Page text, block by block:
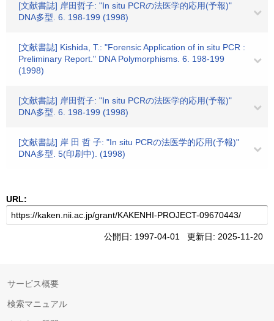
[文献書誌] 岸田哲子: "In situ PCRの法医学的応用(予報)"
DNA多型. 6. 198-199 (1998)
[文献書誌] Kishida, T.: "Forensic Application of in situ PCR :
Preliminary Report." DNA Polymorphisms. 6. 198-199
(1998)
[文献書誌] 岸田哲子: "In situ PCRの法医学的応用(予報)"
DNA多型. 6. 198-199 (1998)
[文献書誌] 岸 田 哲 子: "In situ PCRの法医学的応用(予報)"
DNA多型. 5(印刷中). (1998)
URL:
公開日: 1997-04-01 更新日: 2025-11-20
サービス概要
検索マニュアル